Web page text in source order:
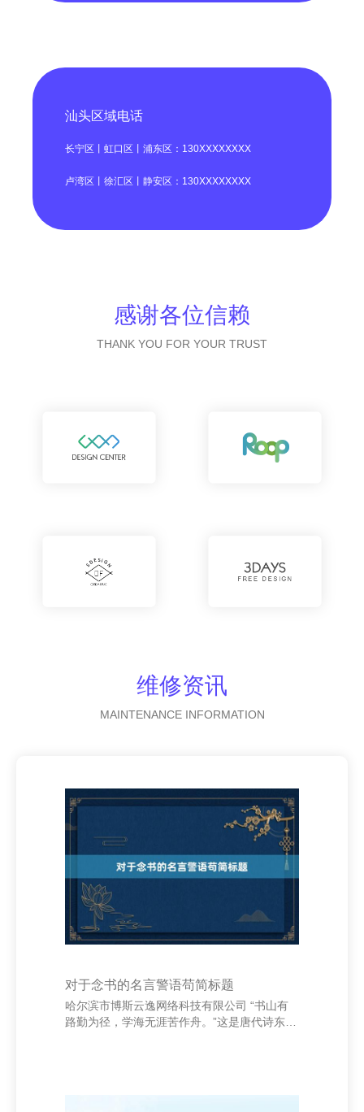
汕头区域电话
长宁区丨虹口区丨浦东区：130XXXXXXXX
卢湾区丨徐汇区丨静安区：130XXXXXXXX
感谢各位信赖
THANK YOU FOR YOUR TRUST
维修资讯
MAINTENANCE INFORMATION
对于念书的名言警语苟简标题
哈尔滨市博斯云逸网络科技有限公司 “书山有
路勤为径，学海无涯苦作舟。”这是唐代诗东谈